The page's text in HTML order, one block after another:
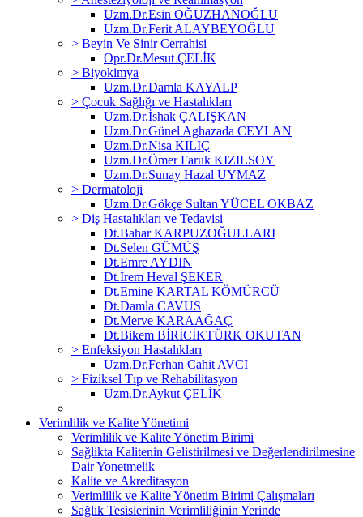
Uzm.Dr.Esin OĞUZHANOĞLU
Uzm.Dr.Ferit ALAYBEYOĞLU
> Beyin Ve Sinir Cerrahisi
Opr.Dr.Mesut ÇELİK
> Biyokimya
Uzm.Dr.Damla KAYALP
> Çocuk Sağlığı ve Hastalıkları
Uzm.Dr.İshak ÇALIŞKAN
Uzm.Dr.Günel Aghazada CEYLAN
Uzm.Dr.Nisa KILIÇ
Uzm.Dr.Ömer Faruk KIZILSOY
Uzm.Dr.Sunay Hazal UYMAZ
> Dermatoloji
Uzm.Dr.Gökçe Sultan YÜCEL OKBAZ
> Diş Hastalıkları ve Tedavisi
Dt.Bahar KARPUZOĞULLARI
Dt.Selen GÜMÜŞ
Dt.Emre AYDIN
Dt.İrem Heval ŞEKER
Dt.Emine KARTAL KÖMÜRCÜ
Dt.Damla CAVUS
Dt.Merve KARAAĞAÇ
Dt.Bikem BİRİCİKTÜRK OKUTAN
> Enfeksiyon Hastalıkları
Uzm.Dr.Ferhan Cahit AVCI
> Fiziksel Tıp ve Rehabilitasyon
Uzm.Dr.Aykut ÇELİK
Verimlilik ve Kalite Yönetimi
Verimlilik ve Kalite Yönetim Birimi
Sağlikta Kalitenin Gelistirilmesi ve Değerlendirilmesine
Dair Yonetmelik
Kalite ve Akreditasyon
Verimlilik ve Kalite Yönetim Birimi Çalışmaları
Sağlık Tesislerinin Verimliliğinin Yerinde